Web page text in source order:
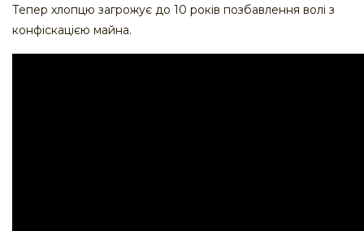
Тепер хлопцю загрожує до 10 років позбавлення волі з
конфіскацією майна.